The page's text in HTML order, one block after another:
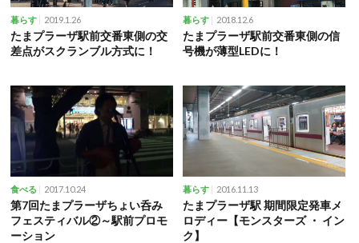
暮らす 2019.1.26
たまプラーザ駅前交番東側の交
差点がスクランブル方式に！
暮らす 2018.12.6
たまプラーザ駅前交番東側の信
号機が薄型LEDに！
食べる 2017.10.24
第7回たまプラーザちょい呑み
フェスティバル②～駅前プロモ
ーション
暮らす 2016.11.13
たまプラーザ駅 期間限定発車メ
ロディー【モンスターズ ・ イン
ク】